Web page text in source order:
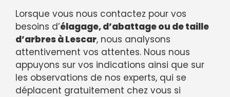
Lorsque vous nous contactez pour vos
besoins d’élagage, d’abattage ou de taille
d’arbres à Lescar, nous analysons
attentivement vos attentes. Nous nous
appuyons sur vos indications ainsi que sur
les observations de nos experts, qui se
déplacent gratuitement chez vous si